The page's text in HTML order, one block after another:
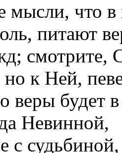
что в
питают
смотрите,
к Ней,
веры будет
Невинной,
с судьбиной,